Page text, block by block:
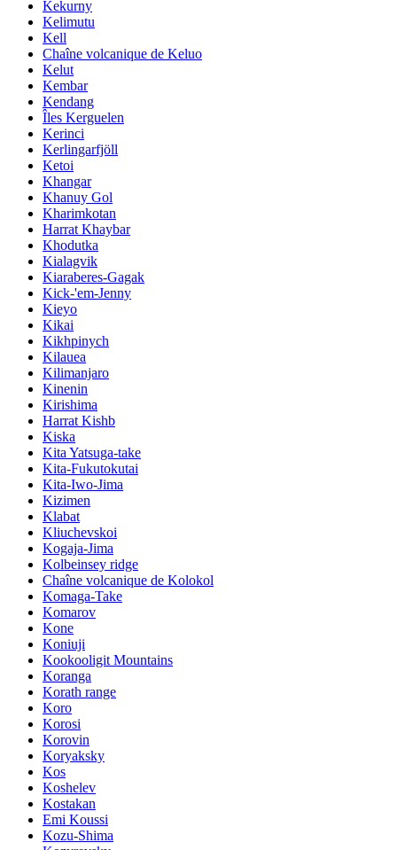
Kekurny
Kelimutu
Kell
Chaîne volcanique de Keluo
Kelut
Kembar
Kendang
Îles Kerguelen
Kerinci
Kerlingarfjöll
Ketoi
Khangar
Khanuy Gol
Kharimkotan
Harrat Khaybar
Khodutka
Kialagvik
Kiaraberes-Gagak
Kick-'em-Jenny
Kieyo
Kikai
Kikhpinych
Kilauea
Kilimanjaro
Kinenin
Kirishima
Harrat Kishb
Kiska
Kita Yatsuga-take
Kita-Fukutokutai
Kita-Iwo-Jima
Kizimen
Klabat
Kliuchevskoi
Kogaja-Jima
Kolbeinsey ridge
Chaîne volcanique de Kolokol
Komaga-Take
Komarov
Kone
Koniuji
Kookooligit Mountains
Koranga
Korath range
Koro
Korosi
Korovin
Koryaksky
Kos
Koshelev
Kostakan
Emi Koussi
Kozu-Shima